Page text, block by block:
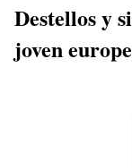
Destellos y
joven